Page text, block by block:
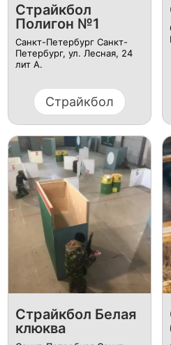
Страйкбол
Полигон №1
Санкт-Петербург Санкт-
Петербург, ул. ​Лесная, 24
лит А.
Страйкбол
Страйкбол Белая
клюква